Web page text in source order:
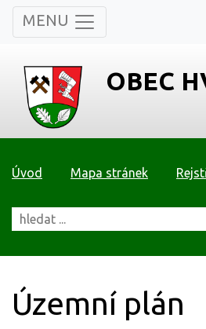
MENU
OBEC
Úvod Mapa stránek
Územní plán